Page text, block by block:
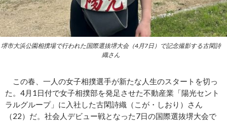
堺市大浜公園相撲場で行われた国際選抜堺大会（4月7日）で記念撮影する古閑詩
織さん
この春、一人の女子相撲選手が新たな人生のスタートを切っ
た。4月1日付で女子相撲部を発足させた不動産業「陽光セント
ラルグループ」に入社した古閑詩織（こが・しおり）さん
（22）だ。社会人デビュー戦となった7日の国際選抜堺大会で